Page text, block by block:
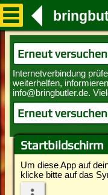
Startbildschirm
Um diese App auf
klicke bitte auf das
Erneut
Erneut